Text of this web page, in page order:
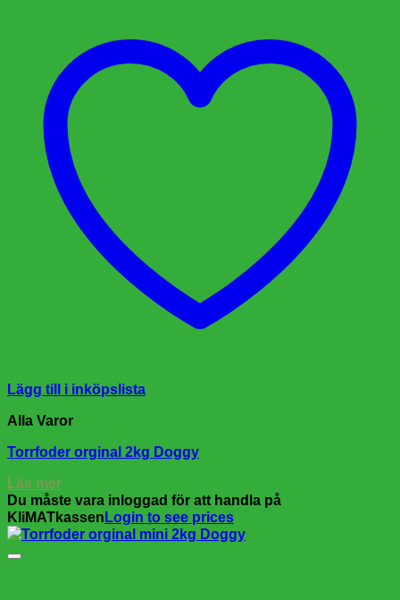
Lägg till i inköpslista
Alla Varor
Torrfoder orginal 2kg Doggy
Läs mer
Du måste vara inloggad för att handla på
KliMATkassen Login to see prices